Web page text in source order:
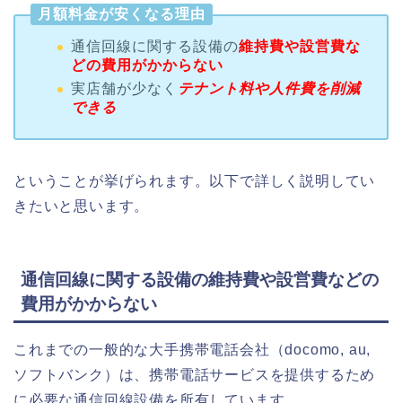
月額料金が安くなる理由
通信回線に関する設備の維持費や設営費な
どの費用がかからない
実店舗が少なく テナント料や人件費を削減
できる
ということが挙げられます。以下で詳しく説明してい
きたいと思います。
通信回線に関する設備の維持費や設営費などの
費用がかからない
これまでの一般的な大手携帯電話会社（docomo, au,
ソフトバンク）は、携帯電話サービスを提供するため
に必要な通信回線設備を所有しています。